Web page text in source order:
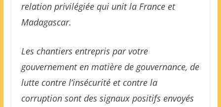
relation privilégiée qui unit la France et
Madagascar.
Les chantiers entrepris par votre
gouvernement en matière de gouvernance, de
lutte contre l’insécurité et contre la
corruption sont des signaux positifs envoyés